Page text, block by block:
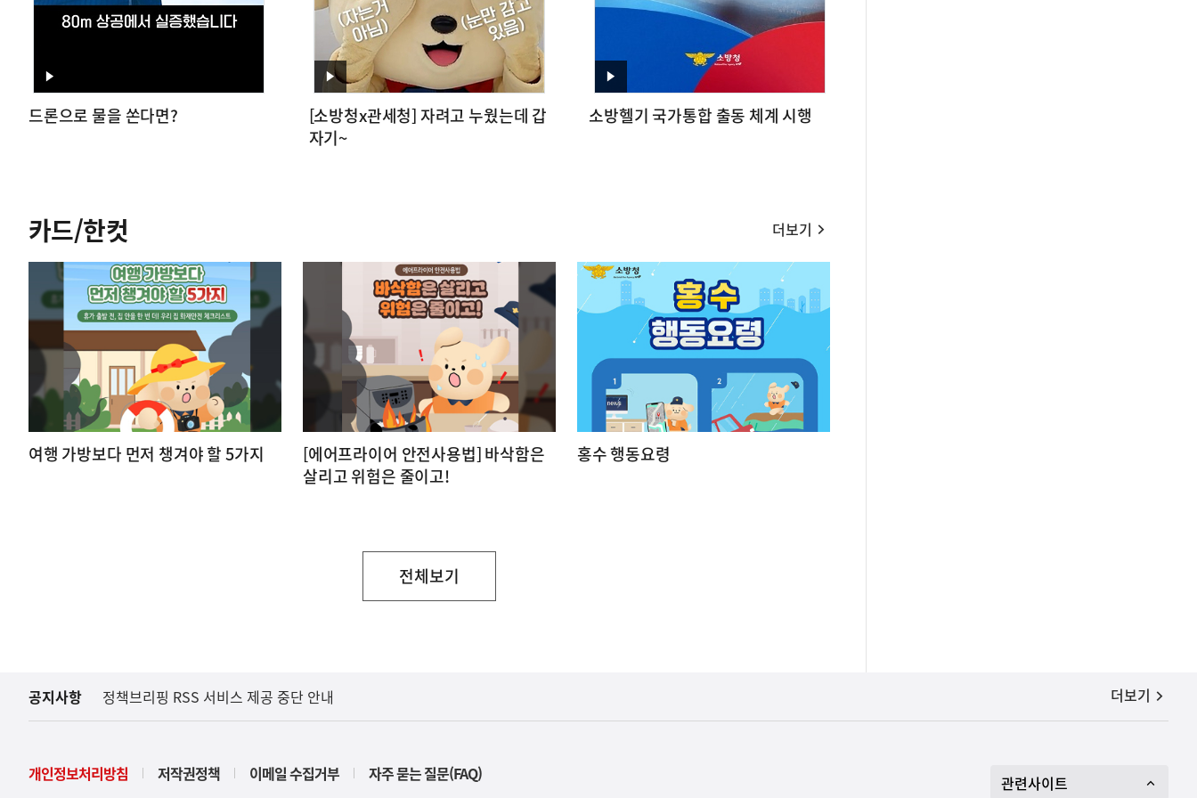
영
상
드론으로 물을 쏜다면?
영
상
[소방청x관세청] 자려고 누웠는데 갑
자기~
영
상
소방헬기 국가통합 출동 체계 시행
카드/한컷
여행 가방보다 먼저 챙겨야 할 5가지
[에어프라이어 안전사용법] 바삭함은
살리고 위험은 줄이고!
홍수 행동요령
카
한
컷
더보기
부
처
전체보기
공지사항 정책브리핑 RSS 서비스 제공 중단 안내 공지사항
더보기
개인정보처리방침 저작권정책 이메일 수집거부 자주 묻는 질문(FAQ) 관련사이트